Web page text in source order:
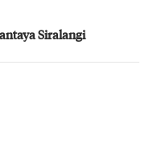
Siralangi